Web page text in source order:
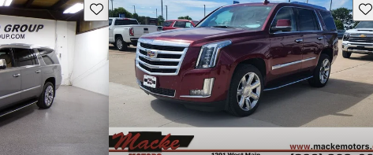
Guarda este Aviso